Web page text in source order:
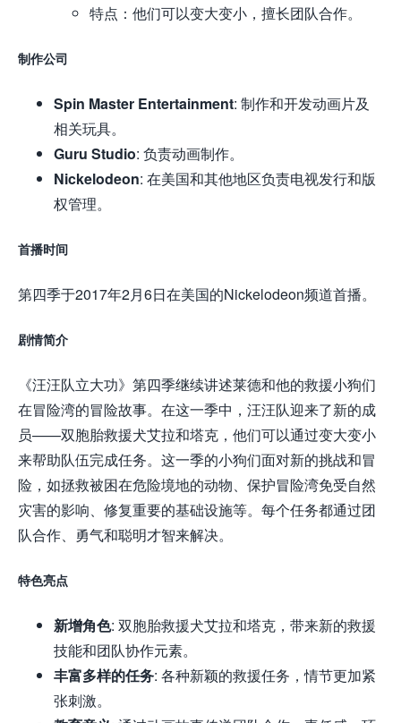
特点：他们可以变大变小，擅长团队合作。
制作公司
Spin Master Entertainment: 制作和开发动画片及
相关玩具。
Guru Studio: 负责动画制作。
Nickelodeon: 在美国和其他地区负责电视发行和版
权管理。
首播时间
第四季于2017年2月6日在美国的Nickelodeon频道首播。
剧情简介
《汪汪队立大功》第四季继续讲述莱德和他的救援小狗们
在冒险湾的冒险故事。在这一季中，汪汪队迎来了新的成
员——双胞胎救援犬艾拉和塔克，他们可以通过变大变小
来帮助队伍完成任务。这一季的小狗们面对新的挑战和冒
险，如拯救被困在危险境地的动物、保护冒险湾免受自然
灾害的影响、修复重要的基础设施等。每个任务都通过团
队合作、勇气和聪明才智来解决。
特色亮点
新增角色: 双胞胎救援犬艾拉和塔克，带来新的救援
技能和团队协作元素。
丰富多样的任务: 各种新颖的救援任务，情节更加紧
张刺激。